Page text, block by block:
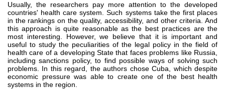
Usually, the researchers pay more attention to the developed
countries' health care system. Such systems take the first places
in the rankings on the quality, accessibility, and other criteria. And
this approach is quite reasonable as the best practices are the
most interesting. However, we believe that it is important and
useful to study the peculiarities of the legal policy in the field of
health care of a developing State that faces problems like Russia,
including sanctions policy, to find possible ways of solving such
problems. In this regard, the authors chose Cuba, which despite
economic pressure was able to create one of the best health
systems in the region.